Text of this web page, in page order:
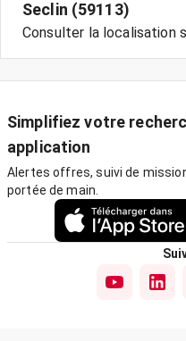
Seclin (59113)
Consulter la localisation
Simplifiez votre
application
Alertes offres, suivi de
portée de main.